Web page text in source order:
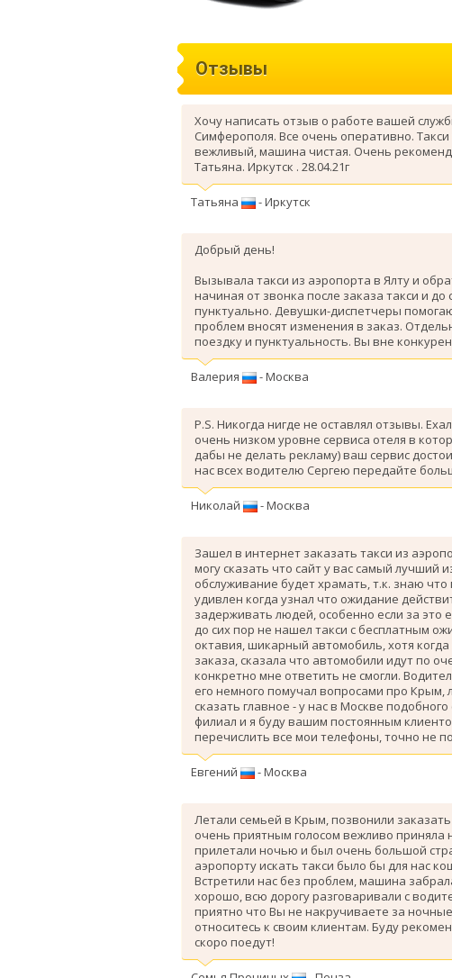
Отзывы
Хочу написать отзыв о работе вашей
Симферополя. Все очень оперативно.
вежливый, машина чистая. Очень
Татьяна. Иркутск . 28.04.21г
Татьяна - Иркутск
Добрый день!
Вызывала такси из аэропорта в Ялту и
начиная от звонка после заказа такси и
пунктуально. Девушки-диспетчеры
проблем вносят изменения в заказ.
поездку и пунктуальность. Вы вне
Валерия - Москва
P.S. Никогда нигде не оставлял отзывы.
очень низком уровне сервиса отеля в
дабы не делать рекламу) ваш сервис
нас всех водителю Сергею передайте
Николай - Москва
Зашел в интернет заказать такси из
могу сказать что сайт у вас самый лучший
обслуживание будет храмать, т.к. знаю
удивлен когда узнал что ожидание
задерживать людей, особенно если за
до сих пор не нашел такси с бесплатным
октавия, шикарный автомобиль, хотя
заказа, сказала что автомобили идут по
конкретно мне ответить не смогли.
его немного помучал вопросами про Крым,
сказать главное - у нас в Москве
филиал и я буду вашим постоянным
перечислить все мои телефоны, точно не
Евгений - Москва
Летали семьей в Крым, позвонили
очень приятным голосом вежливо
прилетали ночью и был очень большой
аэропорту искать такси было бы для нас
Вcтретили нас без проблем, машина
хорошо, всю дорогу разговаривали с
приятно что Вы не накручиваете за
относитесь к своим клиентам. Буду
скоро поедут!